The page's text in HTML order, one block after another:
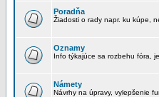
Poradňa
Žiadosti o rady napr. ku kúpe,
Oznamy
Info týkajúce sa rozbehu fóra,
Námety
Návrhy na úpravy, vylepšenie